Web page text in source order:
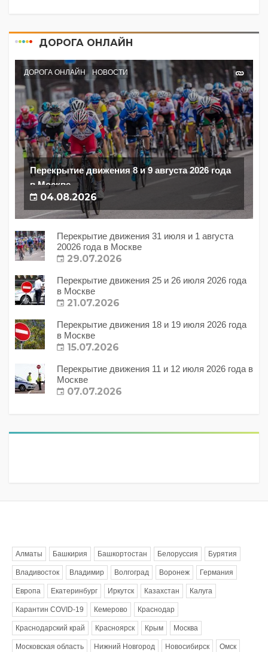
ДОРОГА ОНЛАЙН
ДОРОГА ОНЛАЙН НОВОСТИ
Перекрытие движения 8 и 9 августа 2026 года
в Москве
04.08.2026
Перекрытие движения 31 июля и 1 августа
20026 года в Москве
29.07.2026
Перекрытие движения 25 и 26 июля 2026 года
в Москве
21.07.2026
Перекрытие движения 18 и 19 июля 2026 года
в Москве
15.07.2026
Перекрытие движения 11 и 12 июля 2026 года в
Москве
07.07.2026
Алматы Башкирия Башкортостан Белоруссия Бурятия
Владивосток Владимир Волгоград Воронеж Германия
Европа Екатеринбург Иркутск Казахстан Калуга
Карантин COVID-19 Кемерово Краснодар
Краснодарский край Красноярск Крым Москва
Московская область Нижний Новгород Новосибирск Омск